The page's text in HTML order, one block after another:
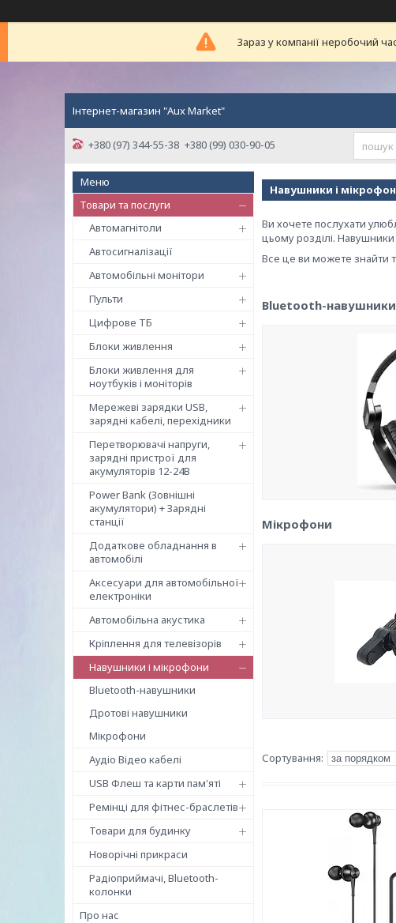
Зараз у компанії неробочий
Інтернет-магазин "Aux Market"
+380 (97) 344-55-38 +380 (99) 030-90-05
Товари та послуги
Автомагнітоли
Автосигналізації
Автомобільні монітори
Пульти
Цифрове ТБ
Блоки живлення
Блоки живлення для
ноутбуків і моніторів
Мережеві зарядки USB,
зарядні кабелі, перехідники
Перетворювачі напруги,
зарядні пристрої для
акумуляторів 12-24В
Power Bank (Зовнішні
акумулятори) + Зарядні
станції
Додаткове обладнання в
автомобілі
Аксесуари для автомобільної
електроніки
Автомобільна акустика
Кріплення для телевізорів
Навушники і мікрофони
Bluetooth-навушники
Дротові навушники
Мікрофони
Аудіо Відео кабелі
USB Флеш та карти пам'яті
Ремінці для фітнес-браслетів
Товари для будинку
Новорічні прикраси
Радіоприймачі, Bluetooth-
колонки
Про нас
Навушники і
Ви хочете послухати
цьому розділі. Навушники
Все це ви можете знайти
Bluetooth-навушники
Мікрофони